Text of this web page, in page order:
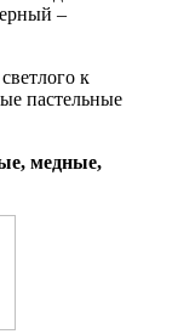
–
к
пастельные
медные,